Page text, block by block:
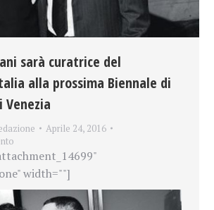
sarà curatrice del
alla prossima Biennale di
Aprile 24, 2016
width=""]